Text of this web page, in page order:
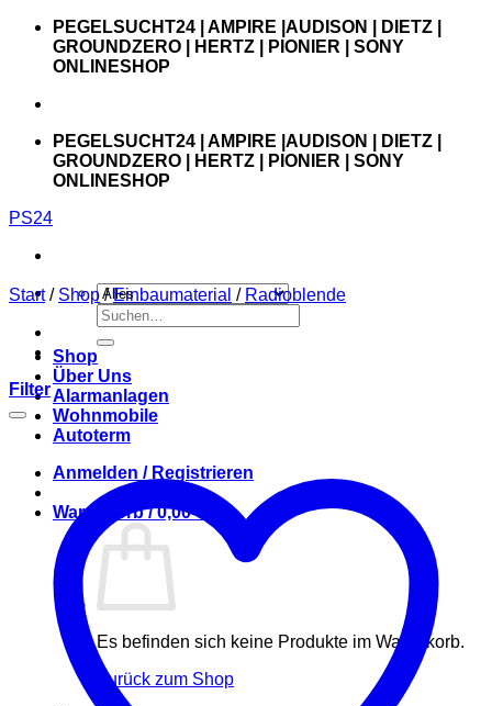
Zum
springen
PEGELSUCHT24 | AMPIRE |AUDISON | DIETZ |
GROUNDZERO | HERTZ | PIONIER | SONY
ONLINESHOP
PEGELSUCHT24 | AMPIRE |AUDISON | DIETZ |
GROUNDZERO | HERTZ | PIONIER | SONY
ONLINESHOP
PS24
Suchen
nach:
Shop
Über Uns
Alarmanlagen
Wohnmobile
Autoterm
Anmelden / Registrieren
Warenkorb /0,00€
Es befinden sich keine Produkte im Warenkorb.
Zurück zum Shop
Start / Shop / Einbaumaterial / Radioblende
Filter